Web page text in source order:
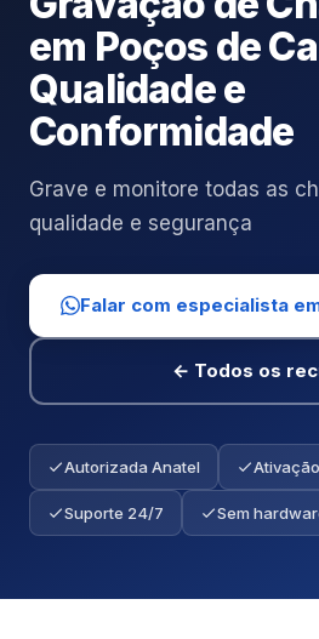
em Poços de
Qualidade e
Conformidade
Grave e monitore todas as
qualidade e segurança
Falar com especialista
← Todos os
Autorizada Anatel
Suporte 24/7 Sem